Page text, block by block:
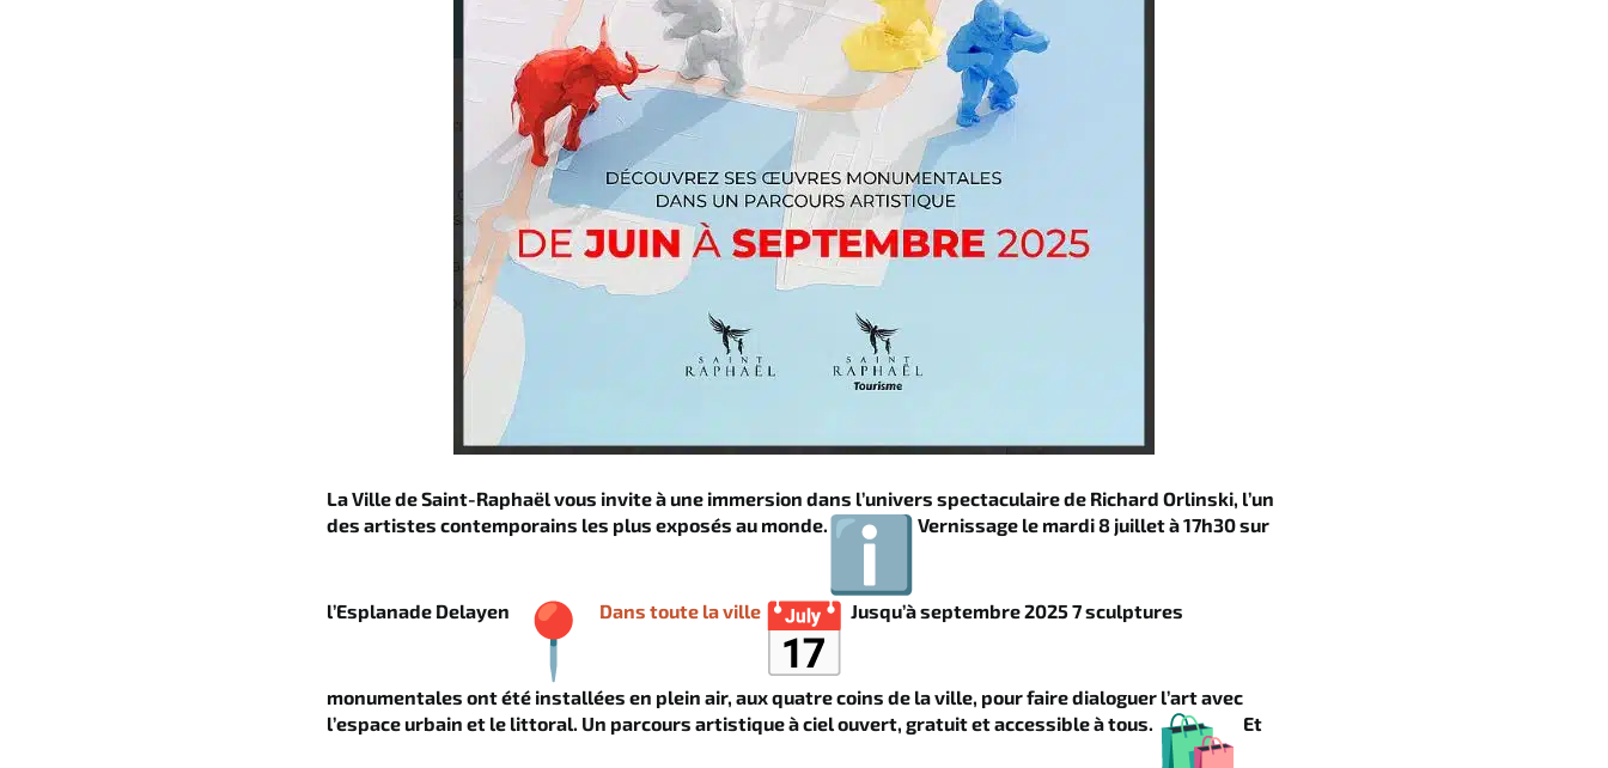
La Ville de Saint-Raphaël vous invite à une immersion dans l’univers spectaculaire de Richard Orlinski, l’un
des artistes contemporains les plus exposés au monde.
Vernissage le mardi 8 juillet à 17h30 sur
l’Esplanade Delayen Dans toute la ville Jusqu’à septembre 20257 sculptures
monumentales ont été installées en plein air, aux quatre coins de la ville, pour faire dialoguer l’art avec
l’espace urbain et le littoral. Un parcours artistique à ciel ouvert, gratuit et accessible à tous.
Et